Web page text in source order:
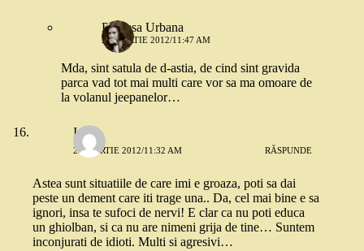
Printesa Urbana
22 MARTIE 2012/11:47 AM
Mda, sint satula de d-astia, de cind sint gravida
parca vad tot mai multi care vor sa ma omoare de
la volanul jeepanelor…
Ina
22 MARTIE 2012/11:32 AM RĂSPUNDE
Astea sunt situatiile de care imi e groaza, poti sa dai
peste un dement care iti trage una.. Da, cel mai bine e sa
ignori, insa te sufoci de nervi! E clar ca nu poti educa
un ghiolban, si ca nu are nimeni grija de tine… Suntem
inconjurati de idioti. Multi si agresivi…